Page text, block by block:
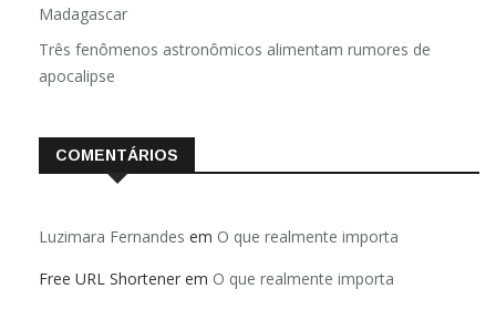
Madagascar
Três fenômenos astronômicos alimentam rumores de
apocalipse
COMENTÁRIOS
Luzimara Fernandes em O que realmente importa
Free URL Shortener em O que realmente importa